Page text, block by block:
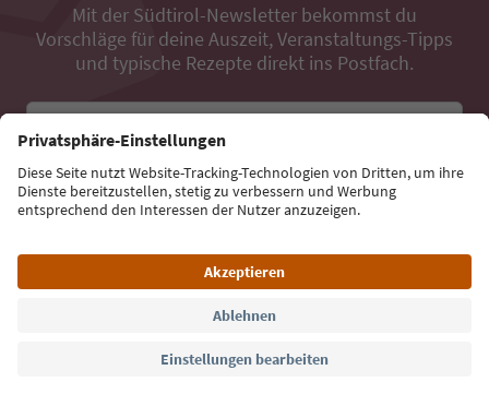
Mit der Südtirol-Newsletter bekommst du
Vorschläge für deine Auszeit, Veranstaltungs-Tipps
und typische Rezepte direkt ins Postfach.
Jetzt anmelden